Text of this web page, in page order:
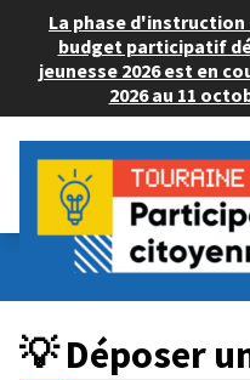
La phase d'instruction
budget participatif
jeunesse 2026 est en
2026 au 11
Budget Participatif ADULTE
💡 Déposer un projet
💡 Déposer